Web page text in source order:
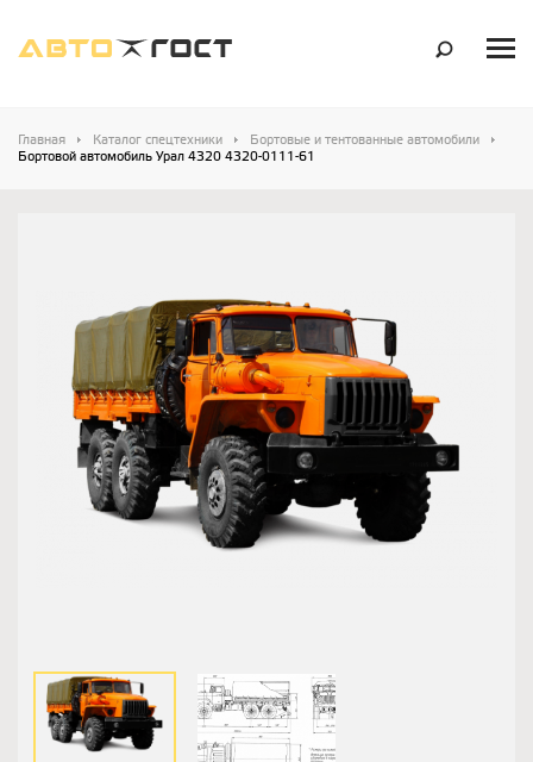
Главная Каталог спецтехники
Бортовые и тентованные автомобили
Бортовой автомобиль Урал 4320 4320-0111-61